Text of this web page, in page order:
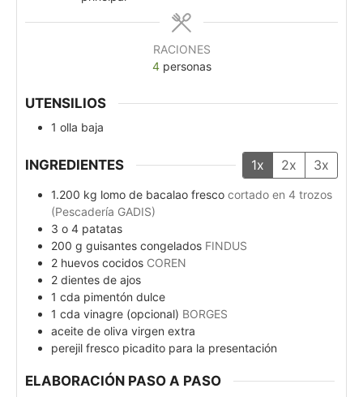
RACIONES
4 personas
UTENSILIOS
1 olla baja
INGREDIENTES 1x 2x 3x
1.200 kg lomo de bacalao fresco cortado en 4 trozos
(Pescadería GADIS)
3 o 4 patatas
200 g guisantes congelados FINDUS
2 huevos cocidos COREN
2 dientes de ajos
1 cda pimentón dulce
1 cda vinagre (opcional) BORGES
aceite de oliva virgen extra
perejil fresco picadito para la presentación
ELABORACIÓN PASO A PASO